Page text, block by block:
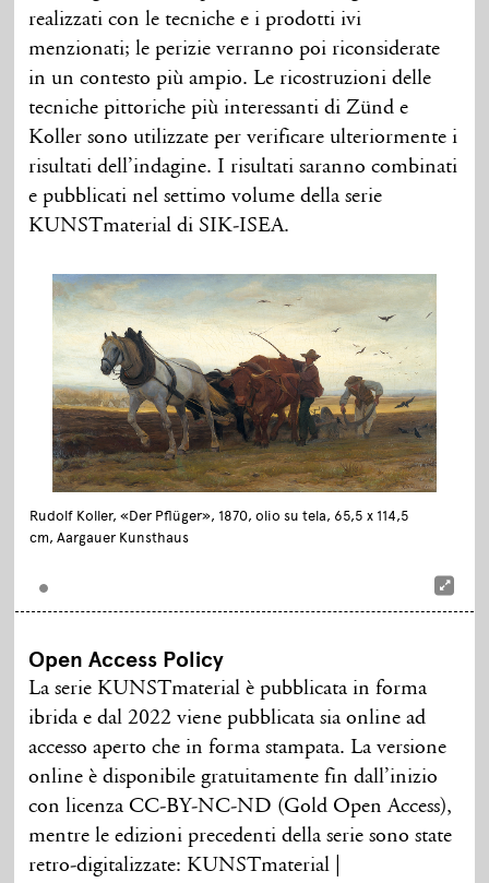
realizzati con le tecniche e i prodotti ivi
menzionati; le perizie verranno poi riconsiderate
in un contesto più ampio. Le ricostruzioni delle
tecniche pittoriche più interessanti di Zünd e
Koller sono utilizzate per verificare ulteriormente i
risultati dell’indagine. I risultati saranno combinati
e pubblicati nel settimo volume della serie
KUNSTmaterial di SIK-ISEA.
Rudolf Koller, «Der Pflüger», 1870, olio su tela, 65,5 x 114,5
cm, Aargauer Kunsthaus
Open Access Policy
La serie KUNSTmaterial è pubblicata in forma
ibrida e dal 2022 viene pubblicata sia online ad
accesso aperto che in forma stampata. La versione
online è disponibile gratuitamente fin dall’inizio
con licenza CC-BY-NC-ND (Gold Open Access),
mentre le edizioni precedenti della serie sono state
retro-digitalizzate: KUNSTmaterial |